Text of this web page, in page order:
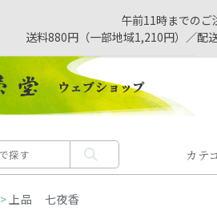
午前11時までのご
送料880円（一部地域1,210円）／
カテ
>上品 七夜香